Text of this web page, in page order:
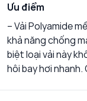
Ưu điểm
– Vải Polyamide
khả năng chống
biệt loại vải này
hôi bay hơi